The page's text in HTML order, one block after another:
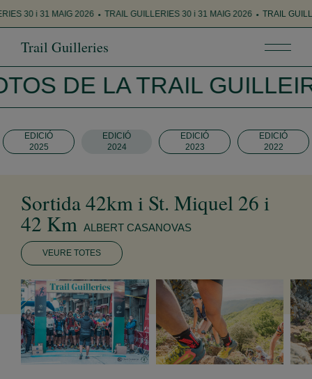
30 i 31 MAIG 2026 TRAIL GUILLERIES 30 i 31 MAIG 2026 TRAIL
Trail Guilleries
DE LA TRAIL
EDICIÓ
2025
EDICIÓ
2024
EDICIÓ
2023
EDICIÓ
2022
Sortida 42km i St. Miquel 26 i
42 Km ALBERT CASANOVAS
VEURE TOTES